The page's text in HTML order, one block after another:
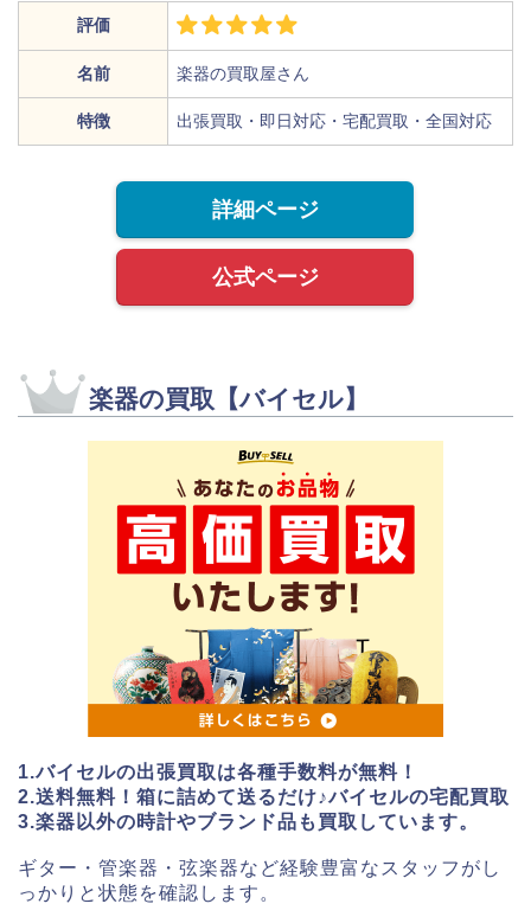
評価
名前 楽器の買取屋さん
特徴 出張買取・即日対応・宅配買取・全国対応
詳細ページ
公式ページ
楽器の買取【バイセル】
1.バイセルの出張買取は各種手数料が無料！
2.送料無料！箱に詰めて送るだけ♪バイセルの宅配買取
3.楽器以外の時計やブランド品も買取しています。
ギター・管楽器・弦楽器など経験豊富なスタッフがし
っかりと状態を確認します。